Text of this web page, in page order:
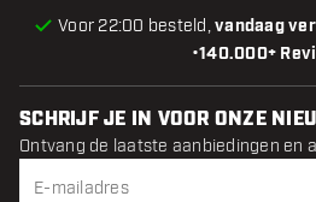
•140.000+
Voor 22:00 besteld,vandaag
SCHRIJF JE IN VOOR ONZE
Ontvang de laatste aanbiedingen en